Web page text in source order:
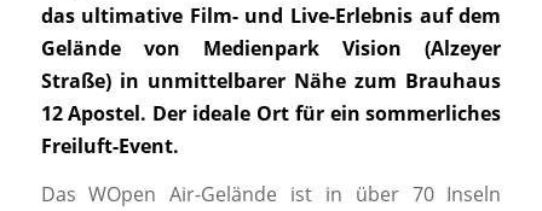
das ultimative Film- und Live-Erlebnis auf dem
Gelände von Medienpark Vision (Alzeyer
Straße) in unmittelbarer Nähe zum Brauhaus
12 Apostel. Der ideale Ort für ein sommerliches
Freiluft-Event.
Das WOpen Air-Gelände ist in über 70 Inseln